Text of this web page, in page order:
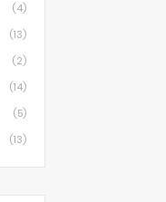
(4)
(13)
(2)
(14)
(5)
(13)